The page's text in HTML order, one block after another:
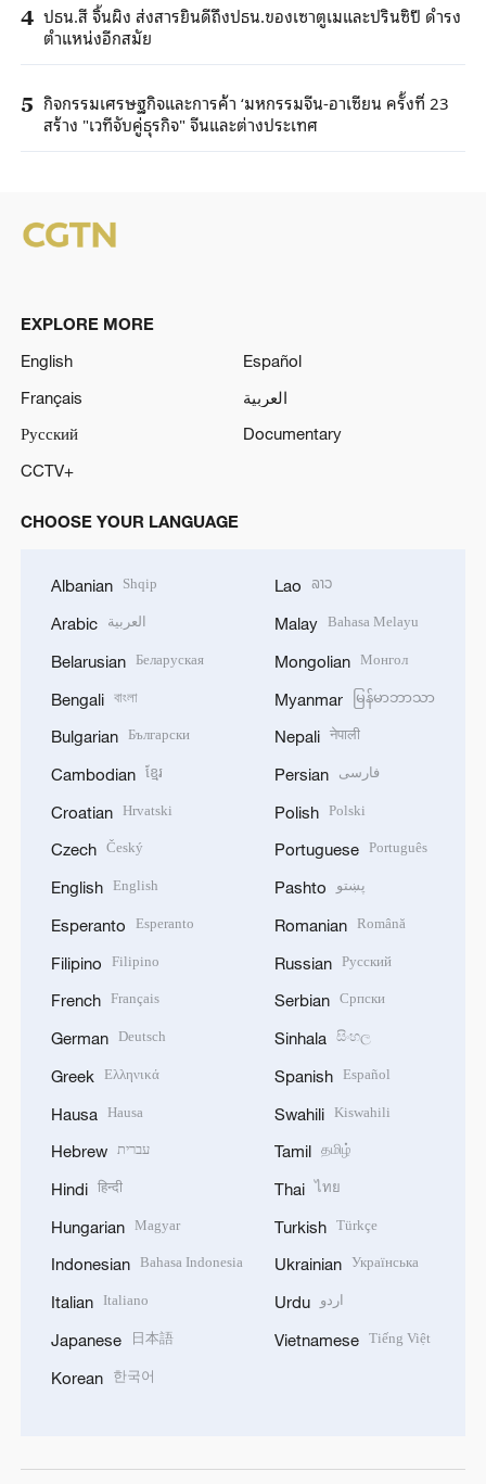
4 ปธน.สี จิ้นผิง ส่งสารยินดีถึงปธน.ของเซาตูเมและปรินซิปี ดำรง
ตำแหน่งอีกสมัย
5 กิจกรรมเศรษฐกิจและการค้า ‘มหกรรมจีน-อาเซียน ครั้งที่ 23
สร้าง "เวทีจับคู่ธุรกิจ" จีนและต่างประเทศ
EXPLORE MORE
English
Español
Français
العربية
Русский
Documentary
CCTV+
CHOOSE YOUR LANGUAGE
Albanian Shqip
Arabic العربية
Belarusian Беларуская
Bengali বাংলা
Bulgarian Български
Cambodian ខ្មែរ
Croatian Hrvatski
Czech Český
English English
Esperanto Esperanto
Filipino Filipino
French Français
German Deutsch
Greek Ελληνικά
Hausa Hausa
Hebrew עברית
Hindi हिन्दी
Hungarian Magyar
Indonesian Bahasa Indonesia
Italian Italiano
Japanese 日本語
Korean 한국어
Lao ລາວ
Malay Bahasa Melayu
Mongolian Монгол
Myanmar မြန်မာဘာသာ
Nepali नेपाली
Persian فارسی
Polish Polski
Portuguese Português
Pashto پښتو
Romanian Română
Russian Русский
Serbian Српски
Sinhala සිංහල
Spanish Español
Swahili Kiswahili
Tamil தமிழ்
Thai ไทย
Turkish Türkçe
Ukrainian Українська
Urdu اردو
Vietnamese Tiếng Việt